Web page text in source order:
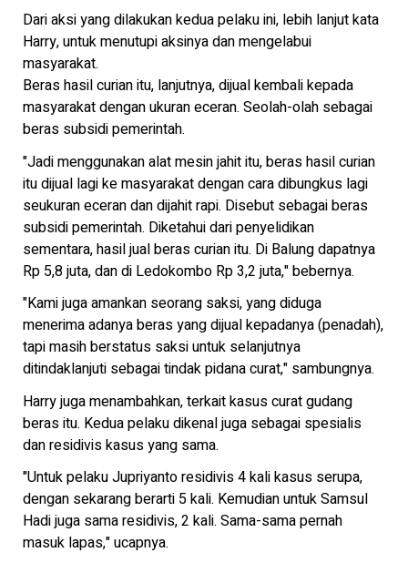
Dari aksi yang dilakukan kedua pelaku ini, lebih lanjut kata
Harry, untuk menutupi aksinya dan mengelabui
masyarakat.
Beras hasil curian itu, lanjutnya, dijual kembali kepada
masyarakat dengan ukuran eceran. Seolah-olah sebagai
beras subsidi pemerintah.
"Jadi menggunakan alat mesin jahit itu, beras hasil curian
itu dijual lagi ke masyarakat dengan cara dibungkus lagi
seukuran eceran dan dijahit rapi. Disebut sebagai beras
subsidi pemerintah. Diketahui dari penyelidikan
sementara, hasil jual beras curian itu. Di Balung dapatnya
Rp 5,8 juta, dan di Ledokombo Rp 3,2 juta," bebernya.
"Kami juga amankan seorang saksi, yang diduga
menerima adanya beras yang dijual kepadanya (penadah),
tapi masih berstatus saksi untuk selanjutnya
ditindaklanjuti sebagai tindak pidana curat," sambungnya.
Harry juga menambahkan, terkait kasus curat gudang
beras itu. Kedua pelaku dikenal juga sebagai spesialis
dan residivis kasus yang sama.
"Untuk pelaku Jupriyanto residivis 4 kali kasus serupa,
dengan sekarang berarti 5 kali. Kemudian untuk Samsul
Hadi juga sama residivis, 2 kali. Sama-sama pernah
masuk lapas," ucapnya.